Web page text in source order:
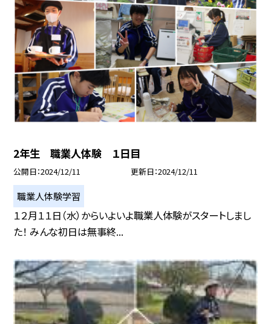
2年生 職業人体験 １日目
公開日 2024/12/11 更新日 2024/12/11
職業人体験学習
１２月１１日（水）からいよいよ職業人体験がスタートしまし
た！ みんな初日は無事終...